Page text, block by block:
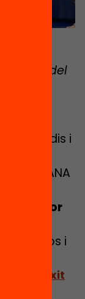
A
La plaça del
estudis i
de
la DANA
i
el
valor
recursos i
de Lecxit